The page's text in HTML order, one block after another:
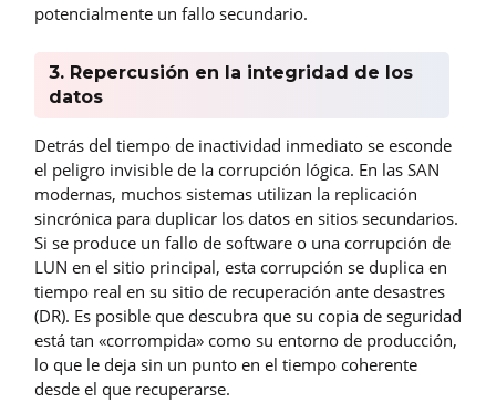
potencialmente un fallo secundario.
3. Repercusión en la integridad de los
datos
Detrás del tiempo de inactividad inmediato se esconde
el peligro invisible de la corrupción lógica. En las SAN
modernas, muchos sistemas utilizan la replicación
sincrónica para duplicar los datos en sitios secundarios.
Si se produce un fallo de software o una corrupción de
LUN en el sitio principal, esta corrupción se duplica en
tiempo real en su sitio de recuperación ante desastres
(DR). Es posible que descubra que su copia de seguridad
está tan «corrompida» como su entorno de producción,
lo que le deja sin un punto en el tiempo coherente
desde el que recuperarse.